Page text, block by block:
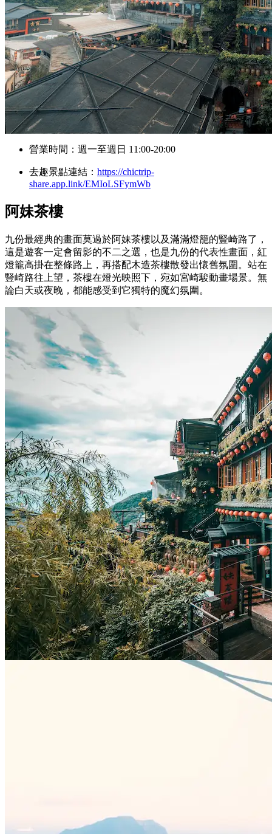
營業時間：週一至週日 11:00-20:00
去趣景點連結： https://chictrip-
share.app.link/EMIoLSFymWb
阿妹茶樓
九份最經典的畫面莫過於阿妹茶樓以及滿滿燈籠的豎崎路了，
這是遊客一定會留影的不二之選，也是九份的代表性畫面，紅
燈籠高掛在整條路上，再搭配木造茶樓散發出懷舊氛圍。站在
豎崎路往上望，茶樓在燈光映照下，宛如宮崎駿動畫場景。無
論白天或夜晚，都能感受到它獨特的魔幻氛圍。